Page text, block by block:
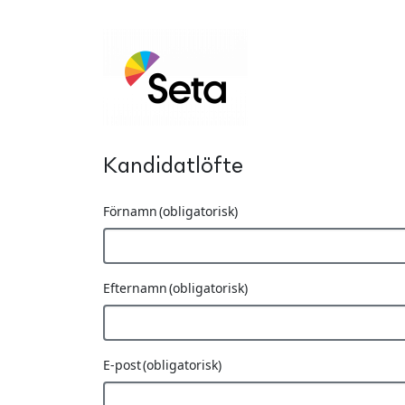
Kandidatlöfte
Förnamn(obligatorisk)
Efternamn(obligatorisk)
E-post(obligatorisk)